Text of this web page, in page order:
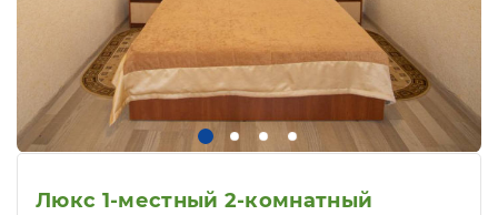
Люкс 1-местный 2-комнатный